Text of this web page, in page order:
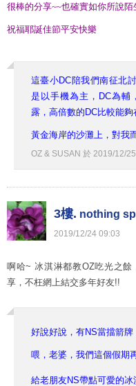
很棒的分享~~也確實如你所說
祝福耶誕佳節平安快樂
這臺小DC陪我們南征北
是以手機為主，DC為輔
露，高倍數的DC比較能夠
黃金海岸的沙灘上，對我
OZ & SUSAN 於 2019/12/25
3樓. nothing
2019/12/24 09:03
啊哈~ 冰淇淋都教OZ吃光之
享，不枉網上結交多年好友!!
好說好說，有NS當擋箭牌
喂，老婆，我們這個假期
給老朋友NS帶點可愛的冰